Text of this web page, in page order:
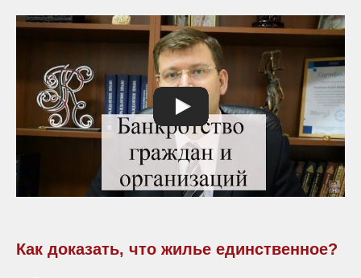
Как доказать, что жилье единственное?